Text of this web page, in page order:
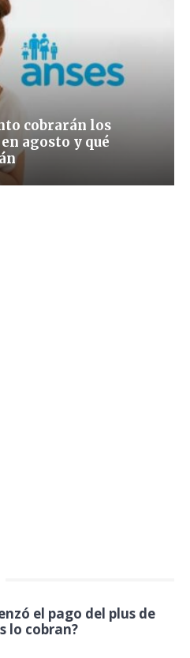
cobrarán los
agosto y qué
el pago del plus de
lo cobran?